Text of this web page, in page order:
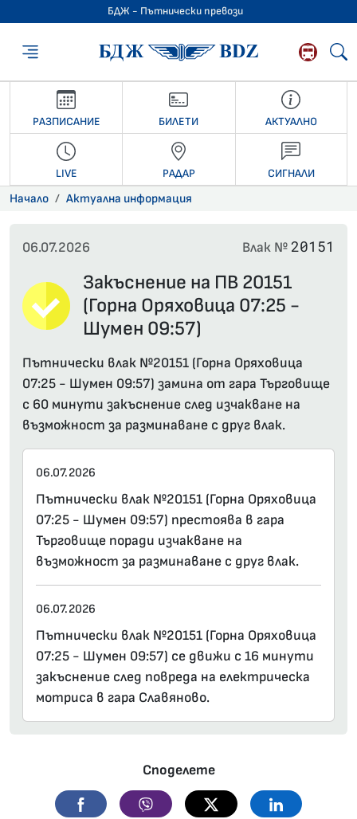
БДЖ - Пътнически превози
БДЖ -
РАЗПИСАНИЕ БИЛЕТИ АКТУАЛНО
LIVE РАДАР СИГНАЛИ
Начало Актуална информация
06.07.2026 Влак №20151
Закъснение на ПВ 20151
(Горна Оряховица 07:25 -
Шумен 09:57)
Пътнически влак №20151 (Горна Оряховица
07:25 - Шумен 09:57) замина от гара Търговище
с 60 минути закъснение след изчакване на
възможност за разминаване с друг влак.
06.07.2026
Пътнически влак №20151 (Горна Оряховица
07:25 - Шумен 09:57) престоява в гара
Търговище поради изчакване на
възможност за разминаване с друг влак.
06.07.2026
Пътнически влак №20151 (Горна Оряховица
07:25 - Шумен 09:57) се движи с 16 минути
закъснение след повреда на електрическа
мотриса в гара Славяново.
Споделете
Facebook Viber Twitter Linkedin